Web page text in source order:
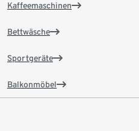
Kaffeemaschinen
Bettwäsche
Sportgeräte
Balkonmöbel